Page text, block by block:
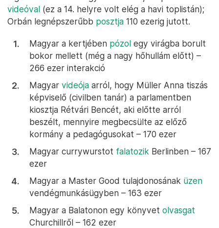
videóval (ez a 14. helyre volt elég a havi toplistán);
Orbán legnépszerűbb posztja 110 ezerig jutott.
Magyar a kertjében pózol egy virágba borult
bokor mellett (még a nagy hőhullám előtt) –
266 ezer interakció
Magyar videója arról, hogy Müller Anna tiszás
képviselő (civilben tanár) a parlamentben
kiosztja Rétvári Bencét, aki előtte arról
beszélt, mennyire megbecsülte az előző
kormány a pedagógusokat – 170 ezer
Magyar currywurstot falatozik Berlinben – 167
ezer
Magyar a Master Good tulajdonosának üzen
vendégmunkásügyben – 163 ezer
Magyar a Balatonon egy könyvet olvasgat
Churchillről – 162 ezer